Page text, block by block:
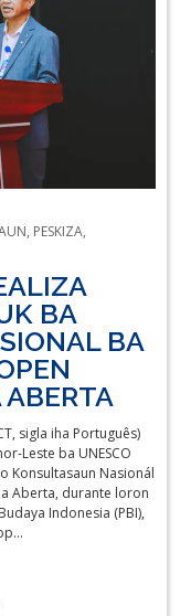
, PESKIZA,
BA
BA
sigla iha Português)
Leste ba UNESCO
Konsultasaun Nasionál
Aberta, durante loron
Indonesia (PBI),